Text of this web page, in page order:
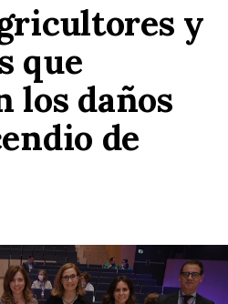
y
que
los daños
de